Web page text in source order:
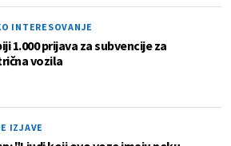
INTERESOVANJE
1.000 prijava za subvencije za
vozila
IZJAVE